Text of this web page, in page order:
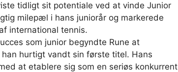
tidligt sit potentiale ved at vinde Junior
milepæl i hans juniorår og markerede
international tennis.
som junior begyndte Rune at
han hurtigt vandt sin første titel. Hans
at etablere sig som en seriøs konkurrent